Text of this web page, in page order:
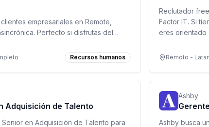
empresariales en Remote,
Perfecto si disfrutas del
Recursos humanos
Reclutador
Factor IT. Si
eres orientado
Remoto -
Adquisición de Talento
en Adquisición de Talento para
Ashby
Ashby busca